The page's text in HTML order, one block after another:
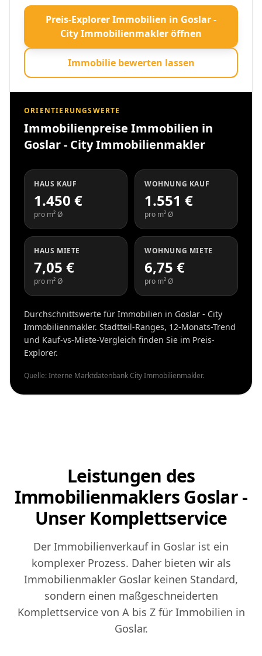
Preis-Explorer Immobilien in Goslar -
City Immobilienmakler öffnen
Immobilie bewerten lassen
ORIENTIERUNGSWERTE
Immobilienpreise Immobilien in
Goslar - City Immobilienmakler
HAUS KAUF
1.450 €
pro m² Ø
WOHNUNG KAUF
1.551 €
pro m² Ø
HAUS MIETE
7,05 €
pro m² Ø
WOHNUNG MIETE
6,75 €
pro m² Ø
Durchschnittswerte für Immobilien in Goslar - City
Immobilienmakler. Stadtteil-Ranges, 12-Monats-Trend
und Kauf-vs-Miete-Vergleich finden Sie im Preis-
Explorer.
Quelle: Interne Marktdatenbank City Immobilienmakler.
Leistungen des
Immobilienmaklers Goslar -
Unser Komplettservice
Der Immobilienverkauf in Goslar ist ein
komplexer Prozess. Daher bieten wir als
Immobilienmakler Goslar keinen Standard,
sondern einen maßgeschneiderten
Komplettservice von A bis Z für Immobilien in
Goslar.